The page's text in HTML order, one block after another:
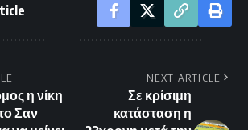
η νίκη
Σαν
NEXT ARTICLE
Σε κρίσιμη
κατάσταση η